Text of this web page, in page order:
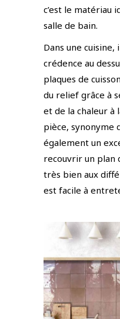
c’est le matériau
salle de bain.
Dans une
crédence au
plaques de
du relief grâce à
et de la chaleur à
pièce, synonyme
également un
recouvrir un plan
très bien aux
est facile à